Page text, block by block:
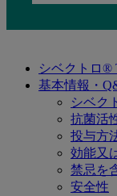
シベクトロ®
基本情報・
シベク
抗菌活
投与方
効能又
禁忌を
安全性